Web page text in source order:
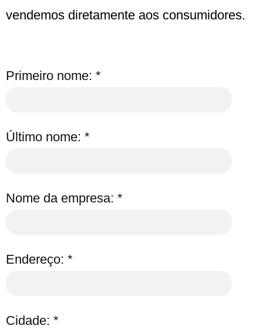
vendemos diretamente aos consumidores.
Primeiro nome: *
Último nome: *
Nome da empresa: *
Endereço: *
Cidade: *